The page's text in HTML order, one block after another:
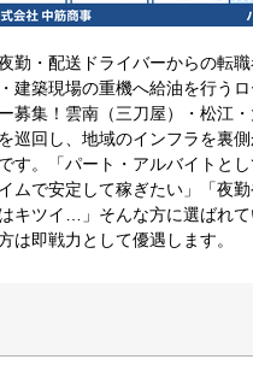
夜勤・配送ドライバーからの転
建築現場の重機へ給油を行う
募集！雲南（三刀屋）・松江
巡回し、地域のインフラを裏
す。「パート・アルバイトと
ムで安定して稼ぎたい」「夜
はキツイ…」そんな方に選ばれ
は即戦力として優遇します。